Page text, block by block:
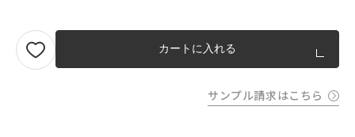
カートに入れる
サンプル請求はこちら